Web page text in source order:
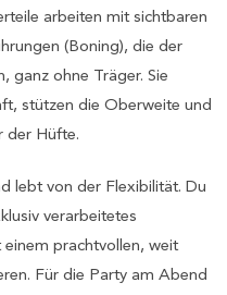
arbeiten mit sichtbaren
(Boning), die der
ganz ohne Träger. Sie
stützen die Oberweite und
der Hüfte.
lebt von der Flexibilität. Du
verarbeitetes
prachtvollen, weit
Für die Party am Abend